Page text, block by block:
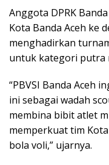
Anggota DPRK
Kota Banda Aceh ke
menghadirkan
untuk kategori putra
“PBVSI Banda Aceh
ini sebagai wadah
membina bibit atlet
memperkuat tim
bola voli,” ujarnya.